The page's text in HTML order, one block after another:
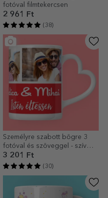
fotóval filmtekercsen
2 961 Ft
(38)
Személyre szabott bögre 3
fotóval és szöveggel - szív
alakú fogantyúval
3 201 Ft
(30)